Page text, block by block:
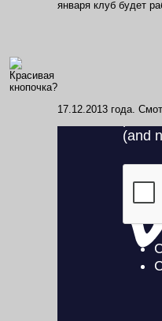
января клуб будет
17.12.2013 года.